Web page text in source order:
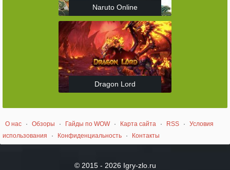
Naruto Online
Dragon Lord
О нас · Обзоры · Гайды по WOW · Карта сайта · RSS ·
Условия
использования
· Конфиденциальность · Контакты
© 2015 - 2026 Igry-zlo.ru